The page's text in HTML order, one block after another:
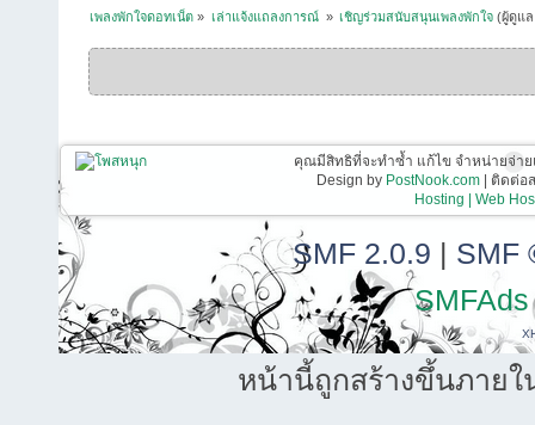
เพลงพักใจดอทเน็ต » เล่าแจ้งแถลงการณ์ » เชิญร่วมสนับสนุนเพลงพักใจ (ผู้ดูแ
คุณมีสิทธิที่จะทำซ้ำ แก้ไข จำหน่ายจ่า
Design by PostNook.com| ติดต่อส
Hosting | Web
SMF 2.0.9 | SMF
SMFAds
หน้านี้ถูกสร้างขึ้นภายใ